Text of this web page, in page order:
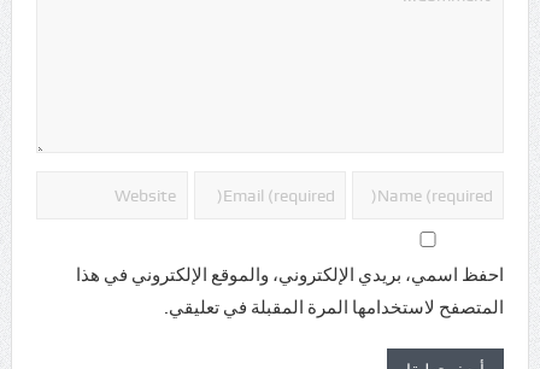
احفظ اسمي، بريدي الإلكتروني، والموقع الإلكتروني في هذا
المتصفح لاستخدامها المرة المقبلة في تعليقي.